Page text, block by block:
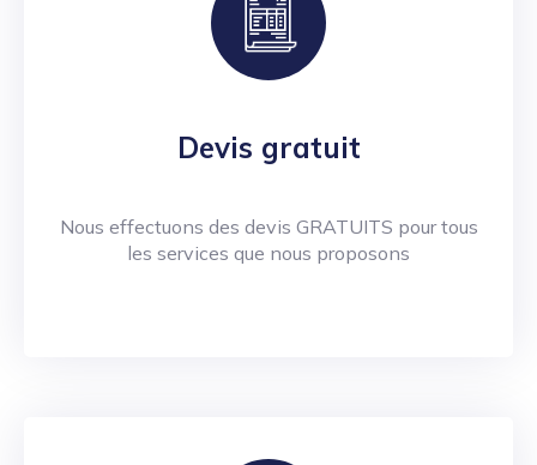
Devis gratuit
Nous effectuons des devis GRATUITS pour tous
les services que nous proposons